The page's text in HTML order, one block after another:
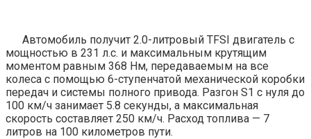
Автомобиль получит 2.0-литровый TFSI двигатель с
мощностью в 231 л.с. и максимальным крутящим
моментом равным 368 Нм, передаваемым на все
колеса с помощью 6-ступенчатой механической коробки
передач и системы полного привода. Разгон S1 с нуля до
100 км/ч занимает 5.8 секунды, а максимальная
скорость составляет 250 км/ч. Расход топлива — 7
литров на 100 километров пути.